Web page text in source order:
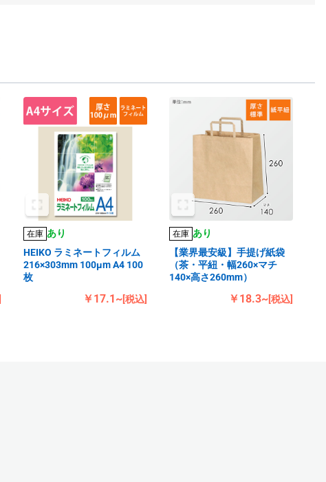
在庫 あり
HEIKO ラミネートフィルム
216×303mm 100μm A4 100
枚
￥17.1~[税込]
在庫 あり
【業界最安級】手提げ紙袋
（茶・平紐・幅260×マチ
140×高さ260mm）
￥18.3~[税込]